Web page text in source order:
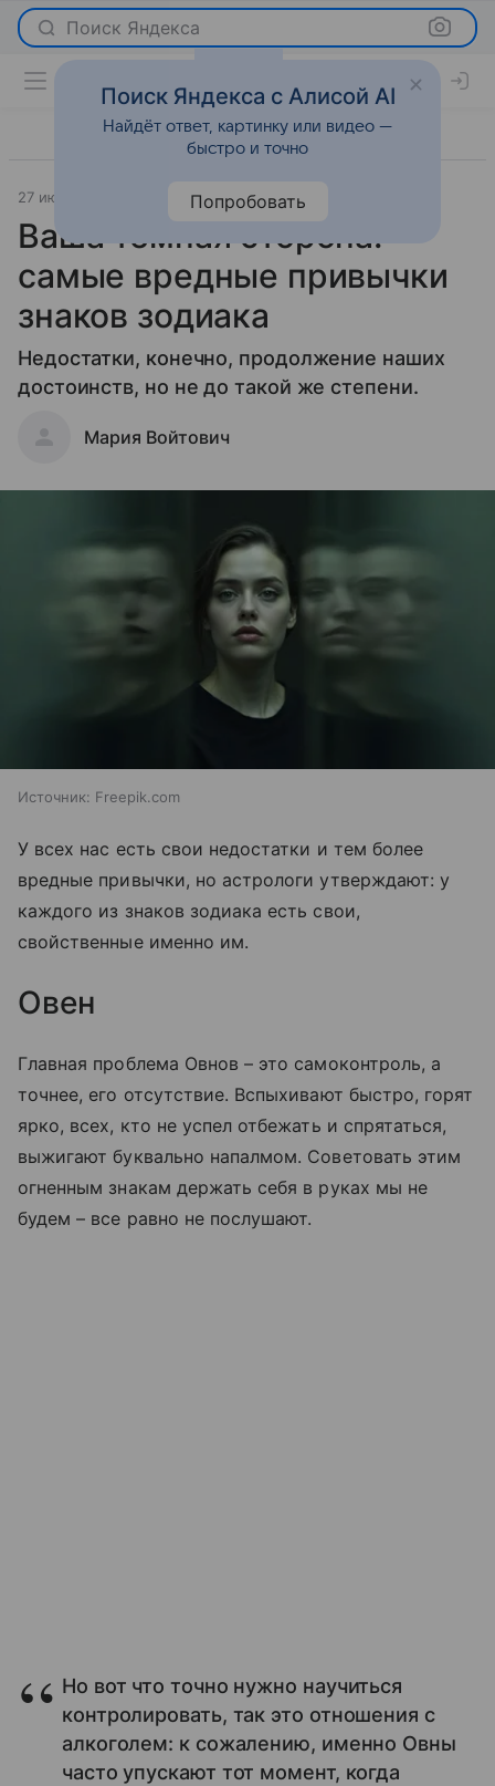
Поиск Яндекса
27 июля 2026 Леди Mail Гороскопы
Ваша темная сторона:
самые вредные привычки
знаков зодиака
Недостатки, конечно, продолжение наших
достоинств, но не до такой же степени.
Мария Войтович
Источник: Freepik.com
У всех нас есть свои недостатки и тем более
вредные привычки, но астрологи утверждают: у
каждого из знаков зодиака есть свои,
свойственные именно им.
Овен
Главная проблема Овнов – это самоконтроль, а
точнее, его отсутствие. Вспыхивают быстро, горят
ярко, всех, кто не успел отбежать и спрятаться,
выжигают буквально напалмом. Советовать этим
огненным знакам держать себя в руках мы не
будем – все равно не послушают.
Но вот что точно нужно научиться
контролировать, так это отношения с
алкоголем: к сожалению, именно Овны
часто упускают тот момент, когда
Поиск Яндекса с Алисой AI
Найдёт ответ, картинку или видео —
быстро и точно
Попробовать